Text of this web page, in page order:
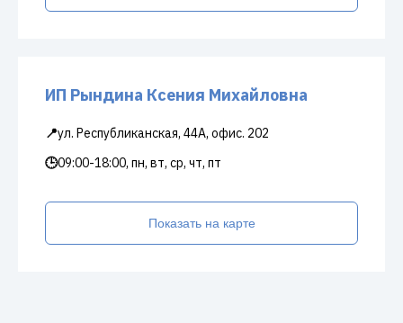
ИП Рындина Ксения Михайловна
📍ул. Республиканская, 44А, офис. 202
🕒09:00-18:00, пн, вт, ср, чт, пт
Показать на карте